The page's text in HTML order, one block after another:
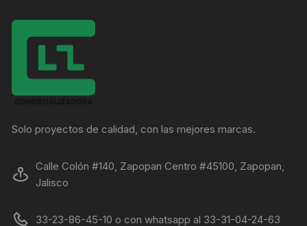
Solo proyectos de calidad, con las mejores marcas.
Calle Colón #140, Zapopan Centro #45100, Zapopan,
Jalisco
33-23-86-45-10 o con whatsapp al 33-31-04-24-63